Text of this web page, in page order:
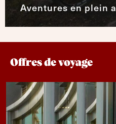
Aventures en plein
Offres de voyage